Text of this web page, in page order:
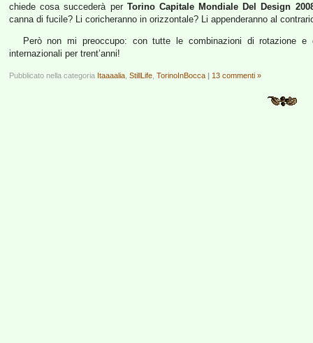
chiede cosa succederà per Torino Capitale Mondiale Del Design
canna di fucile? Li coricheranno in orizzontale? Li appenderanno al
Però non mi preoccupo: con tutte le combinazioni di rotazione
internazionali per trent’anni!
Pubblicato nella categoria Itaaaalia StillLife TorinoInBocca | 13 commenti »